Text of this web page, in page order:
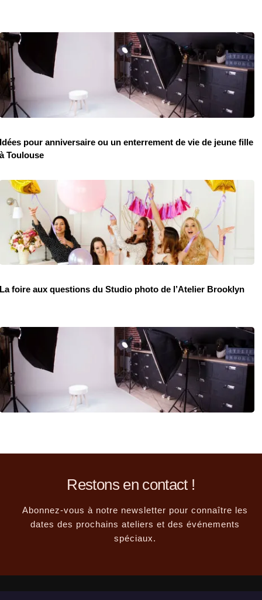
pour anniversaire ou un enterrement de vie de jeune fille
Toulouse
foire aux questions du Studio photo de l’Atelier Brooklyn
Restons en contact !
Abonnez-vous à notre newsletter pour connaître les
dates des prochains ateliers et des événements
spéciaux.